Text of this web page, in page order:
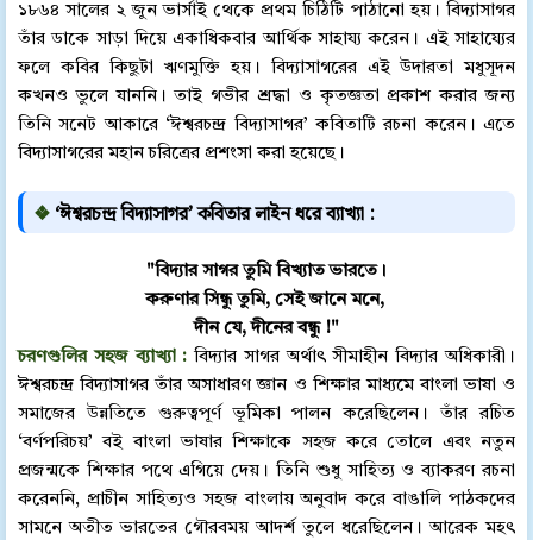
১৮৬৪ সালের ২ জুন ভার্সাই থেকে প্রথম চিঠিটি পাঠানো হয়। বিদ্যাসাগর
তাঁর ডাকে সাড়া দিয়ে একাধিকবার আর্থিক সাহায্য করেন। এই সাহায্যের
ফলে কবির কিছুটা ঋণমুক্তি হয়। বিদ্যাসাগরের এই উদারতা মধুসূদন
কখনও ভুলে যাননি। তাই গভীর শ্রদ্ধা ও কৃতজ্ঞতা প্রকাশ করার জন্য
তিনি সনেট আকারে ‘ঈশ্বরচন্দ্র বিদ্যাসাগর’ কবিতাটি রচনা করেন। এতে
বিদ্যাসাগরের মহান চরিত্রের প্রশংসা করা হয়েছে।
❖ ‘ঈশ্বরচন্দ্র বিদ্যাসাগর’ কবিতার লাইন ধরে ব্যাখ্যা :
"বিদ্যার সাগর তুমি বিখ্যাত ভারতে।
করুণার সিন্ধু তুমি, সেই জানে মনে,
দীন যে, দীনের বন্ধু !"
চরণগুলির সহজ ব্যাখ্যা :বিদ্যার সাগর অর্থাৎ সীমাহীন বিদ্যার অধিকারী।
ঈশ্বরচন্দ্র বিদ্যাসাগর তাঁর অসাধারণ জ্ঞান ও শিক্ষার মাধ্যমে বাংলা ভাষা ও
সমাজের উন্নতিতে গুরুত্বপূর্ণ ভূমিকা পালন করেছিলেন। তাঁর রচিত
‘বর্ণপরিচয়’ বই বাংলা ভাষার শিক্ষাকে সহজ করে তোলে এবং নতুন
প্রজন্মকে শিক্ষার পথে এগিয়ে দেয়। তিনি শুধু সাহিত্য ও ব্যাকরণ রচনা
করেননি, প্রাচীন সাহিত্যও সহজ বাংলায় অনুবাদ করে বাঙালি পাঠকদের
সামনে অতীত ভারতের গৌরবময় আদর্শ তুলে ধরেছিলেন। আরেক মহৎ